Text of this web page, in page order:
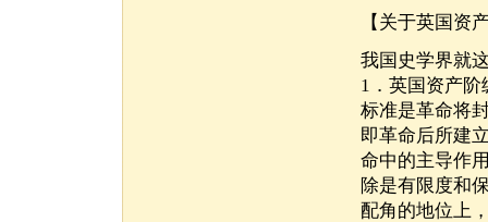
【关于英国资
我国史学界就
1．英国资产
标准是革命将
即革命后所建
命中的主导作
除是有限度和
配角的地位上